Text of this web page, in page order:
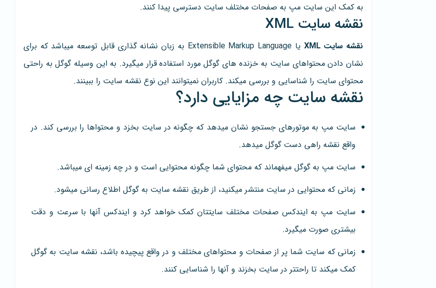
به کمک این سایت مپ به صفحات مختلف سایت دسترسی پیدا کنند.
نقشه سایت XML
نقشه سایت XML
یا Extensible Markup Language به زبان نشانه گذاری قابل توسعه میباشد که برای
نشان دادن محتواهای سایت به خزنده های گوگل مورد استفاده قرار میگیرد. به این وسیله گوگل به راحتی
محتوای سایت را شناسایی و بررسی میکند. کاربران نمیتوانند این نوع نقشه سایت را ببینند.
نقشه سایت چه مزایایی دارد؟
سایت مپ به موتورهای جستجو نشان میدهد که چگونه در سایت بخزد و محتواها را بررسی کند. در
واقع نقشه راهی دست گوگل میدهد.
سایت مپ به گوگل میفهماند که محتوای شما چگونه محتوایی است و در چه زمینه ای میباشد.
زمانی که محتوایی در سایت منتشر میکنید، از طریق نقشه سایت به گوگل اطلاع رسانی میشود.
سایت مپ به ایندکس صفحات مختلف سایتتان کمک خواهد کرد و ایندکس آنها با سرعت و دقت
بیشتری صورت میگیرد.
زمانی که سایت شما پر از صفحات و محتواهای مختلف و در واقع پیچیده باشد، نقشه سایت به گوگل
کمک میکند تا راحتتر در سایت بخزند و آنها را شناسایی کنند.